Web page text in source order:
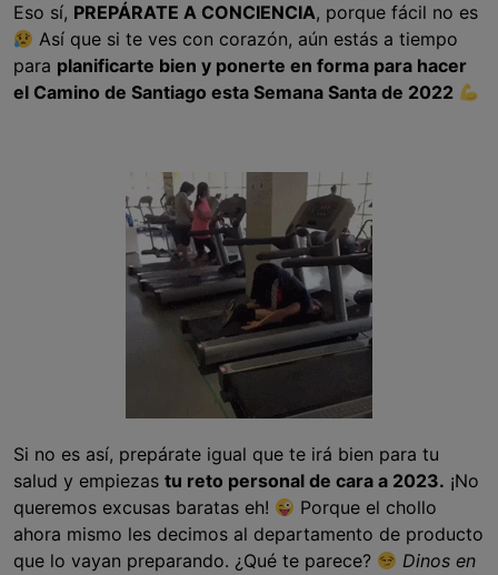
Eso sí, PREPÁRATE A CONCIENCIA, porque fácil no es
Así que si te ves con corazón, aún estás a tiempo
para planificarte bien y ponerte en forma para hacer
el Camino de Santiago esta Semana Santa de 2022
Si no es así, prepárate igual que te irá bien para tu
salud y empiezas tu reto personal de cara a 2023. ¡No
queremos excusas baratas eh!
Porque el chollo
ahora mismo les decimos al departamento de producto
que lo vayan preparando. ¿Qué te parece?
Dinos en